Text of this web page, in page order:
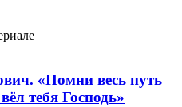
«Помни весь путь
тебя Господь»